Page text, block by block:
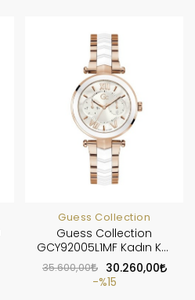
Guess Collection
Guess Collection
GCY92005L1MF Kadın Kol
Saati
35.600,00
30.260,00
%15